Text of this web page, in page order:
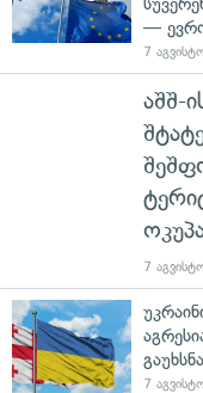
—
7
აშშ-
7
7